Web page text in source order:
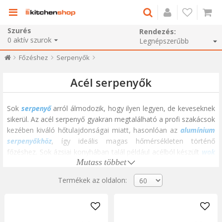
Szurés
0 aktív szurok
Rendezés:
Főzéshez Serpenyők
Acél serpenyők
Sok serpenyőarról álmodozik, hogy ilyen legyen, de keveseknek
sikerül. Az acél serpenyő gyakran megtalálható a profi szakácsok
kezében kiváló hőtulajdonságai miatt, hasonlóan azalumínium
serpenyőkhöz, így ideális magas hőmérsékleten történő
főzéshez. Sok ázsiai konyhában talál például acélból készült wok
, mert tökéletesek kevergetéshez, de grillezéshez,
Fontos, hogy ne keverjük össze az acél serpenyőket a
rozsdamentes acél serpenyőkkel
. Ahogy a neve is sugallja, az
acél és a rozsdamentes acél közötti egyik különbség az, hogy az
Mutass többet
Termékek az oldalon: